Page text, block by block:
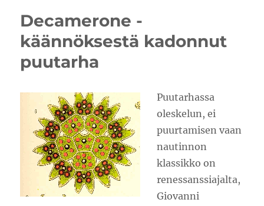
Decamerone -
käännöksestä kadonnut
puutarha
Puutarhassa
oleskelun, ei
puurtamisen vaan
nautinnon
klassikko on
renessanssiajalta,
Giovanni